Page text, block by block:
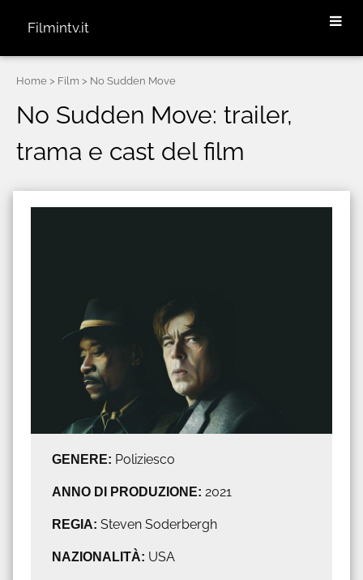
Filmintv.it
Home > Film > No Sudden Move
No Sudden Move: trailer,
trama e cast del film
GENERE: Poliziesco
ANNO DI PRODUZIONE: 2021
REGIA: Steven Soderbergh
NAZIONALITÀ: USA